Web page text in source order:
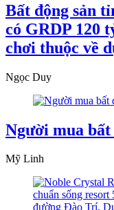
Bất động sản
có GRDP 120
chơi thuộc về
Ngọc Duy
Người mua bất
Mỹ Linh